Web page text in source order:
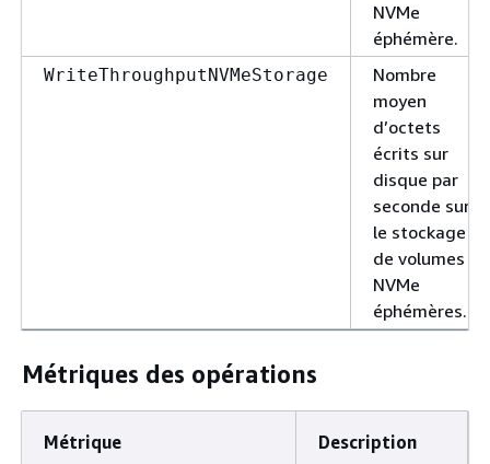
NVMe
éphémère.
WriteThroughputNVMeStorage
Nombre
moyen
d’octets
écrits sur
disque par
seconde sur
le stockage
de volumes
NVMe
éphémères.
Métriques des opérations
Métrique Description